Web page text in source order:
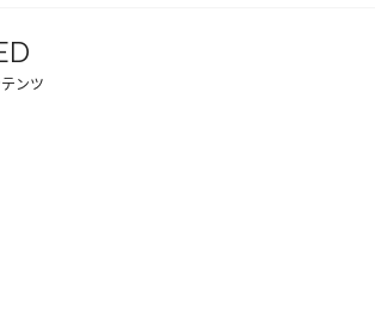
ンツ